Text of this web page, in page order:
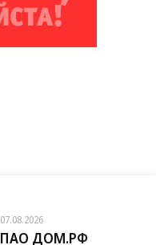
07.08.2026
ПАО ДОМ.РФ